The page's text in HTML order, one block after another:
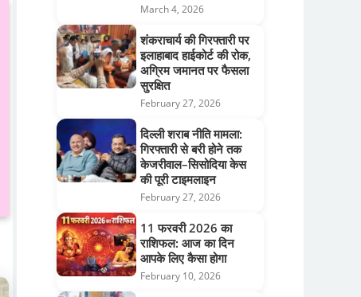
March 4, 2026
शंकराचार्य की गिरफ्तारी पर
इलाहाबाद हाईकोर्ट की रोक,
अग्रिम जमानत पर फैसला
सुरक्षित
February 27, 2026
दिल्ली शराब नीति मामला:
गिरफ्तारी से बरी होने तक
केजरीवाल–सिसोदिया केस
की पूरी टाइमलाइन
February 27, 2026
11 फरवरी 2026 का
राशिफल: आज का दिन
आपके लिए कैसा होगा
February 10, 2026